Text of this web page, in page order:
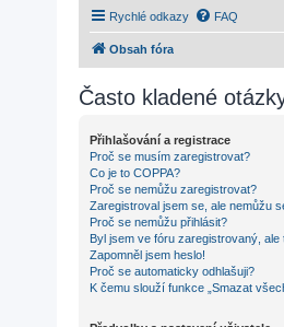
Rychlé odkazy FAQ
Obsah fóra
Často kladené
Přihlašování a registrace
Proč se musím zaregistrovat?
Co je to COPPA?
Proč se nemůžu zaregistrovat?
Zaregistroval jsem se, ale nemůžu
Proč se nemůžu přihlásit?
Byl jsem ve fóru zaregistrovaný, ale
Zapomněl jsem heslo!
Proč se automaticky odhlašuji?
K čemu slouží funkce „Smazat